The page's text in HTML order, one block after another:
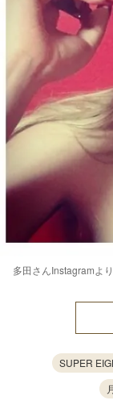
多田さんInstagramより
SUPER